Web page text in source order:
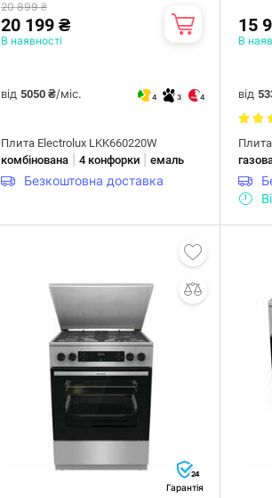
20 899 ₴
20 199 ₴
В наявності
від 5050 ₴/міс. 4 3 4
Плита Electrolux LKK660220W
комбінована
4 конфорки емаль
Безкоштовна доставка
15
В
від
24
Гарантія